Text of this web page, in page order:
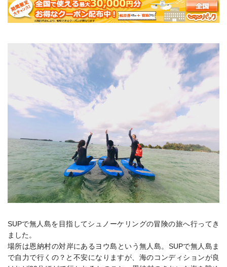
SUPで無人島を目指してシュノーケリングの冒険の旅へ行ってき
ました。
場所は恩納村の対岸にあるヨウ島という無人島。SUPで無人島ま
で自力で行くの？と不安になりますが、海のコンディションが良